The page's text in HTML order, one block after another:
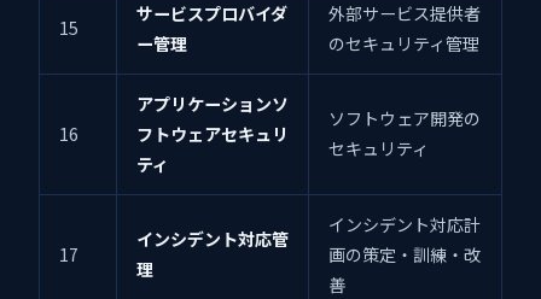
15
サービスプロバイダ
ー管理
外部サービス提供者
のセキュリティ管理
16
アプリケーションソ
フトウェアセキュリ
ティ
ソフトウェア開発の
セキュリティ
17
インシデント対応管
理
インシデント対応計
画の策定・訓練・改
善